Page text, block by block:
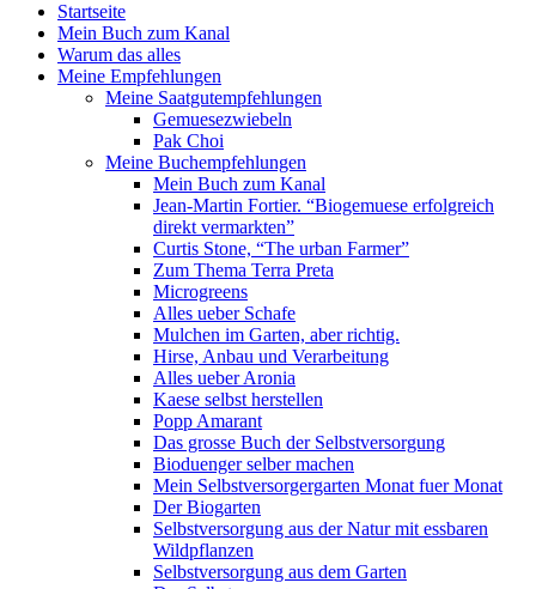
Startseite
Mein Buch zum Kanal
Warum das alles
Meine Empfehlungen
Meine Saatgutempfehlungen
Gemuesezwiebeln
Pak Choi
Meine Buchempfehlungen
Mein Buch zum Kanal
Jean-Martin Fortier. “Biogemuese erfolgreich
direkt vermarkten”
Curtis Stone, “The urban Farmer”
Zum Thema Terra Preta
Microgreens
Alles ueber Schafe
Mulchen im Garten, aber richtig.
Hirse, Anbau und Verarbeitung
Alles ueber Aronia
Kaese selbst herstellen
Popp Amarant
Das grosse Buch der Selbstversorgung
Bioduenger selber machen
Mein Selbstversorgergarten Monat fuer Monat
Der Biogarten
Selbstversorgung aus der Natur mit essbaren
Wildpflanzen
Selbstversorgung aus dem Garten